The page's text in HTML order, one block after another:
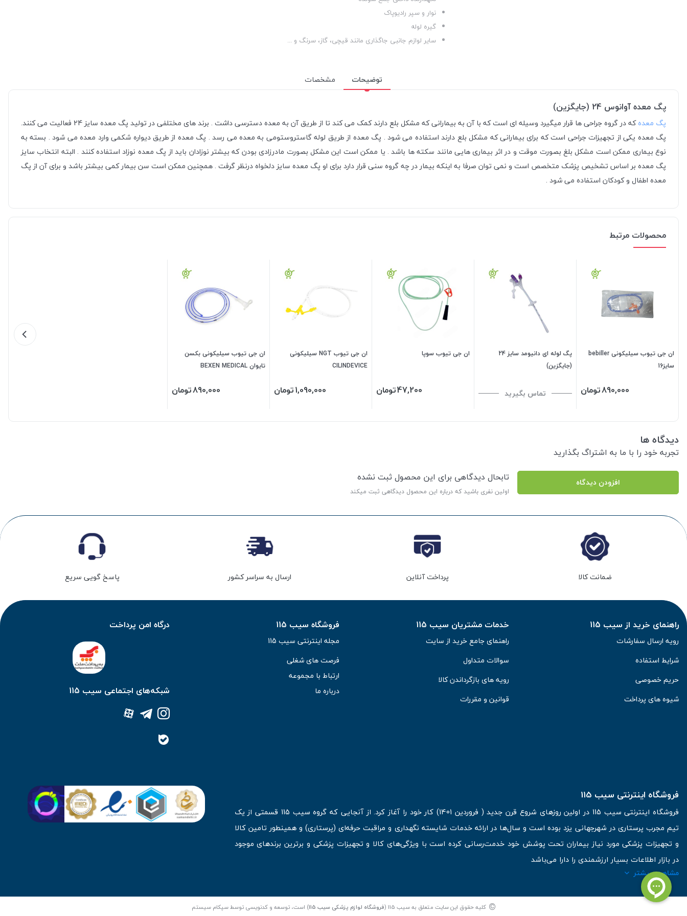
نوار و سپر رادیوپاک
گیره لوله
سایر لوازم جانبی جاگذاری مانند قیچی، گاز، سرنگ و ...
توضیحات مشخصات
پگ معده آوانوس 24 (جایگزین)
پگ معده
که در گروه جراحی ها قرار میگیرد وسیله ای است که با آن به بیمارانی که مشکل بلع دارند کمک می کند تا از طریق آن به معده دسترسی داشت . برند های مختلفی در تولید پگ معده سایز 24 فعالیت می کنند.
پگ معده یکی از تجهیزات جراحی است که برای بیمارانی که مشکل بلع دارند استفاده می شود . پگ معده از طریق لوله گاستروستومی به معده می رسد . پگ معده از طریق دیواره شکمی وارد معده می شود . بسته به
نوع بیماری ممکن است مشکل بلغ بصورت موقت و در اثر بیماری هایی مانند سکته ها باشد . یا ممکن است این مشکل بصورت مادرزادی بودن که بیشتر نوزادان باید از پگ معده نوزاد استفاده کنند . البته انتخاب سایز
پگ معده بر اساس تشخیص پزشک متخصص است و نمی توان صرفا به اینکه بیمار در چه گروه سنی قرار دارد برای او پگ معده سایز دلخواه درنظر گرفت . همچنین ممکن است سن بیمار کمی بیشتر باشد و برای آن از پگ
معده اطفال و کودکان استفاده می شود .
محصولات مرتبط
ان جی تیوب سیلیکونی bebiller
سایز16
890,000تومان
پگ لوله ای دانیومد سایز 24
(جایگزین)
تماس بگیرید
ان جی تیوب سوپا
47,200تومان
ان جی تیوب NGT سیلیکونی
CILINDEVICE
1,090,000تومان
ان جی تیوب سیلیکونی بکسن
تایوان BEXEN MEDICAL
890,000تومان
دیدگاه ها
تجربه خود را با ما به اشتراگ بگذارید
افزودن دیدگاه تابحال دیدگاهی برای این محصول ثبت نشده
اولین نفری باشید که درباره این محصول دیدگاهی ثبت میکند
ضمانت کالا پرداخت آنلاین ارسال به سراسر کشور پاسخ گویی سریع
راهنمای خرید از سیب 115
رویه ارسال سفارشات
شرایط استفاده
حریم خصوصی
شیوه های پرداخت
خدمات مشتریان سیب 115
راهنمای جامع خرید از سایت
سوالات متداول
رویه های بازگرداندن کالا
قوانین و مقررات
فروشگاه سیب 115
مجله اینترنتی سیب 115
فرصت های شغلی
ارتباط با مجموعه
درباره ما
درگاه امن پرداخت
شبکه‌های اجتماعی سیب 115
فروشگاه اینترنتی سیب 115
فروشگاه اینترنتی سیب 115 در اولین روزهای شروع قرن جدید ( فروردین 1401) کار خود را آغاز کرد. از آنجایی که گروه سیب 115 قسمتی از یک
تیم مجرب پرستاری در شهرجهانی یزد بوده است و سال‌ها در ارائه خدمات شایسته نگهداری و مراقبت حرفه‌ای (پرستاری) و همینطور تامین کالا
و تجهیزات پزشکی مورد نیاز بیماران تحت پوشش خود خدمت‌رسانی کرده است با ویژگی‌های کالا و تجهیزات پزشکی و برترین برندهای موجود
در بازار اطلاعات بسیار ارزشمندی را دارا می‌باشد
آدرس: یزد، خیابان کاشانی، روبروی بیمارستان بهمن | تلفن همراه: 09136243383 | تلفن تماس : 36333383-035 | ایمیل: Info@Sib115.com
مشاهده بیشتر
© کلیه حقوق این سایت متعلق به سیب 115 ( فروشگاه لوازم پزشکی سیب 115 ) است، توسعه و کدنویسی توسطسپکام سیستم